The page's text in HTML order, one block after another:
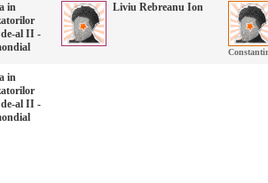
in
de-al II -
Liviu Rebreanu Ion
in
de-al II -